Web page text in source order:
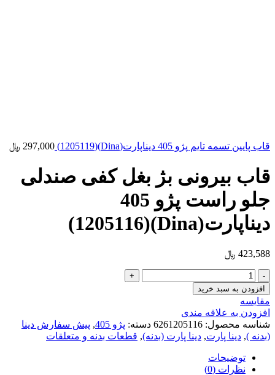
قاب پایین تسمه تایم پژو 405 دیناپارت(Dina)(1205119) 297,000 ﷼
قاب بیرونی بژ بغل کفی صندلی
جلو راست پژو 405
دیناپارت(Dina)(1205116)
423,588 ﷼
افزودن به سبد خرید
مقایسه
افزودن به علاقه مندی
شناسه محصول: 6261205116 دسته: پژو 405 , پیش سفارش دینا
(بدنه ), دینا پارت, دینا پارت (بدنه), قطعات بدنه و متعلقات
توضیحات
نظرات (0)